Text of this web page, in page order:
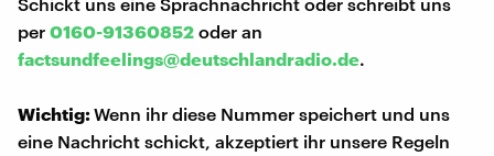
per 0160-91360852 oder an
factsundfeelings@deutschlandradio.de.
Wichtig:Wenn ihr diese Nummer speichert und uns
eine Nachricht schickt, akzeptiert ihr unsere Regeln